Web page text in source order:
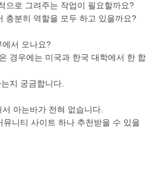
으로 그려주는 작업이 필요할까요?
충분히 역할을 모두 하고 있을까요?
에서 오나요?
경우에는 미국과 한국 대학에서 한 합
지 궁금합니다.
아는바가 전혀 없습니다.
니티 사이트 하나 추천받을 수 있을